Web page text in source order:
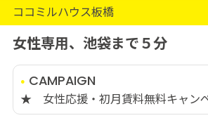
ココミルハウス板橋
女性専用、池袋まで５分
CAMPAIGN
★ 女性応援・初月賃料無料キャン